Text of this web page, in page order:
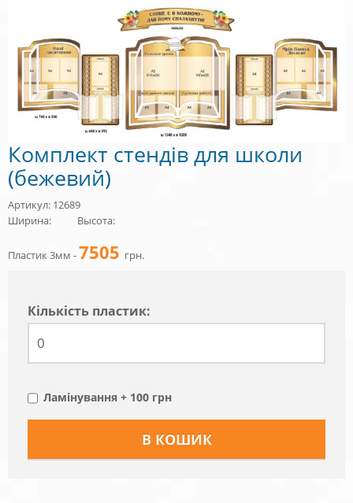
Комплект стендів для школи
(бежевий)
Артикул: 12689
Ширина:
Высота:
Пластик 3мм -7505 грн.
Кiлькiсть пластик:
Ламінування + 100 грн